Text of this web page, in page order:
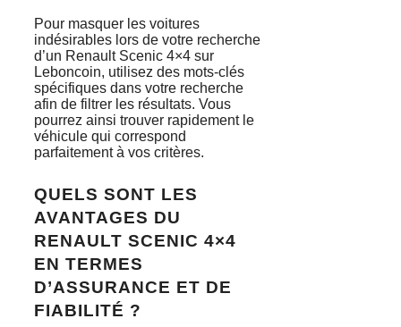
Pour masquer les voitures
indésirables lors de votre recherche
d’un Renault Scenic 4×4 sur
Leboncoin, utilisez des mots-clés
spécifiques dans votre recherche
afin de filtrer les résultats. Vous
pourrez ainsi trouver rapidement le
véhicule qui correspond
parfaitement à vos critères.
QUELS SONT LES
AVANTAGES DU
RENAULT SCENIC 4×4
EN TERMES
D’ASSURANCE ET DE
FIABILITÉ ?